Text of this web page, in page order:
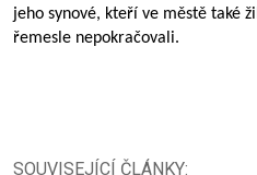
jeho synové, kteří ve městě také
řemesle nepokračovali.
SOUVISEJÍCÍ ČLÁNKY: